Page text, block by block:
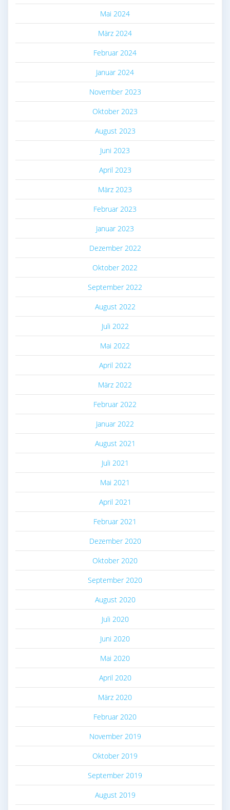
Mai 2024
März 2024
Februar 2024
Januar 2024
November 2023
Oktober 2023
August 2023
Juni 2023
April 2023
März 2023
Februar 2023
Januar 2023
Dezember 2022
Oktober 2022
September 2022
August 2022
Juli 2022
Mai 2022
April 2022
März 2022
Februar 2022
Januar 2022
August 2021
Juli 2021
Mai 2021
April 2021
Februar 2021
Dezember 2020
Oktober 2020
September 2020
August 2020
Juli 2020
Juni 2020
Mai 2020
April 2020
März 2020
Februar 2020
November 2019
Oktober 2019
September 2019
August 2019